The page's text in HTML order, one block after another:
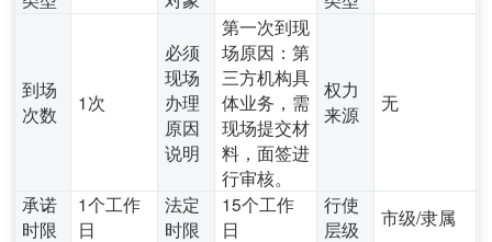
到场
次数
1次
必须
现场
办理
原因
说明
第一次到现
场原因：第
三方机构具
体业务，需
现场提交材
料，面签进
行审核。
权力
来源
无
承诺
时限
1个工作
日
法定
时限
15个工作
日
行使
层级
市级/隶属